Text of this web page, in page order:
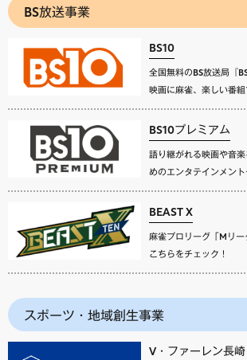
BS放送事業
BS10
全国無料のBS放送局『
映画に麻雀、楽しい番組
BS10プレミアム
語り継がれる映画や音
めのエンタテインメン
BEAST X
麻雀プロリーグ「Mリ
こちらをチェック！
スポーツ・地域創生事業
V・ファーレン長崎